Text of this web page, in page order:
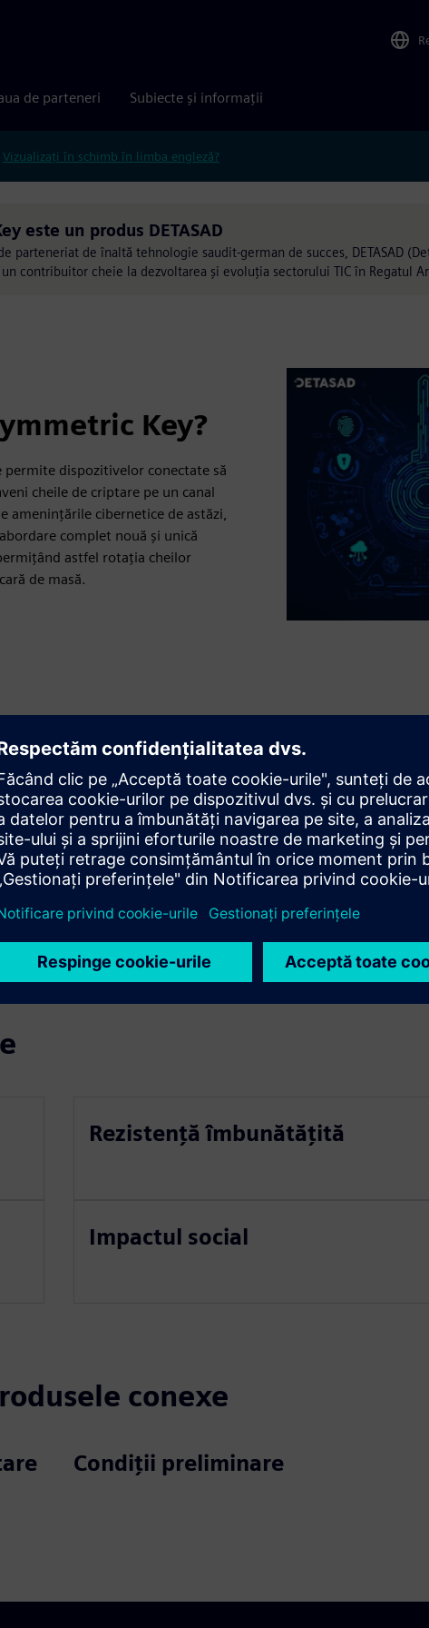
de parteneri Subiecte și informații
Vizualizați în schimb în limba engleză?
este un produs DETASAD
parteneriat de înaltă tehnologie saudit-german de succes, DETASAD
contribuitor cheie la dezvoltarea și evoluția sectorului TIC în Regatul
Key?
permite dispozitivelor conectate să
cheile de criptare pe un canal
amenințările cibernetice de astăzi,
complet nouă și unică
astfel rotația cheilor
de masă.
cuantică)
în timp real
Rezistență îmbunătățită
Impactul social
conexe
Condiții preliminare